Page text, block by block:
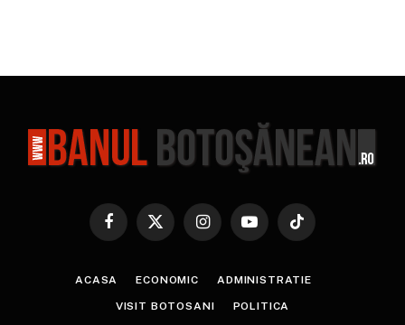
Facebook
X
InstagramYouTubeTikTok
ACASA ECONOMIC ADMINISTRATIE
VISIT BOTOSANI POLITICA